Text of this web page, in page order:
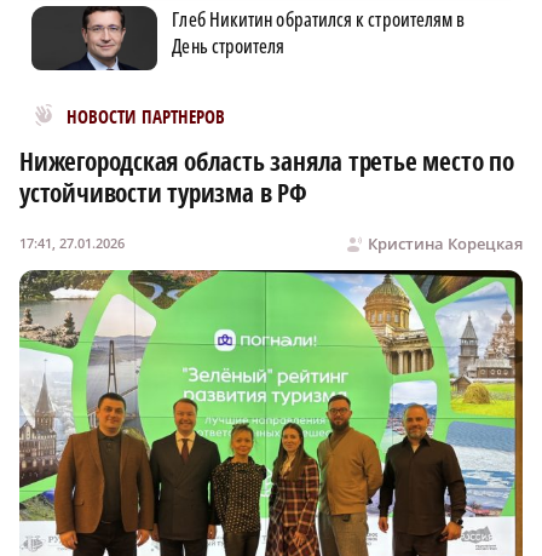
Глеб Никитин обратился к строителям в
День строителя
НОВОСТИ ПАРТНЕРОВ
Новости МирТесен
Нижегородская область заняла третье место по
устойчивости туризма в РФ
Кристина Корецкая
17:41, 27.01.2026